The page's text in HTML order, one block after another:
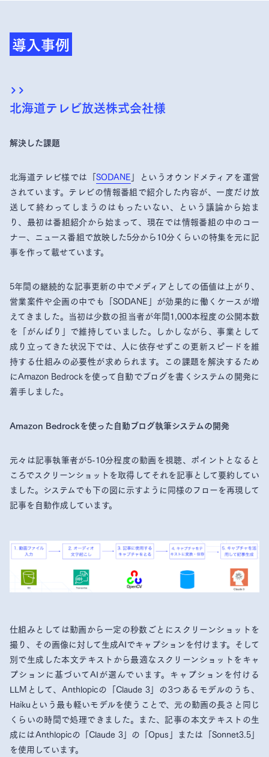
導入事例
北海道テレビ放送株式会社様
解決した課題
北海道テレビ様では「SODANE」というオウンドメティアを運営
されています。テレビの情報番組で紹介した内容が、一度だけ放
送して終わってしまうのはもったいない、という議論から始ま
り、最初は番組紹介から始まって、現在では情報番組の中のコー
ナー、ニュース番組で放映した5分から10分くらいの特集を元に記
事を作って載せています。
5年間の継続的な記事更新の中でメディアとしての価値は上がり、
営業案件や企画の中でも「SODANE」が効果的に働くケースが増
えてきました。当初は少数の担当者が年間1,000本程度の公開本数
を「がんばり」で維持していました。しかしながら、事業として
成り立ってきた状況下では、人に依存せずこの更新スピードを維
持する仕組みの必要性が求められます。この課題を解決するため
にAmazon Bedrockを使って自動でブログを書くシステムの開発に
着手しました。
Amazon Bedrockを使った自動ブログ執筆システムの開発
元々は記事執筆者が5-10分程度の動画を視聴、ポイントとなると
ころでスクリーンショットを取得してそれを記事として要約してい
ました。システムでも下の図に示すように同様のフローを再現して
記事を自動作成しています。
仕組みとしては動画から一定の秒数ごとにスクリーンショットを
撮り、その画像に対して生成AIでキャプションを付けます。そして
別で生成した本文テキストから最適なスクリーンショットをキャ
プションに基づいてAIが選んでいます。キャプションを付ける
LLMとして、Anthlopicの「Claude 3」の3つあるモデルのうち、
Haikuという最も軽いモデルを使うことで、元の動画の長さと同じ
くらいの時間で処理できました。また、記事の本文テキストの生
成にはAnthlopicの「Claude 3」の「Opus」または「Sonnet3.5」
を使用しています。